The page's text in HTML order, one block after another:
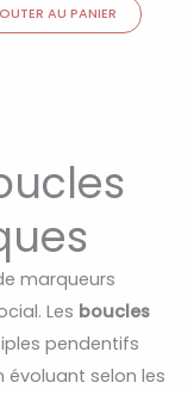
AU PANIER
marqueurs
Les boucles
pendentifs
évoluant selon les